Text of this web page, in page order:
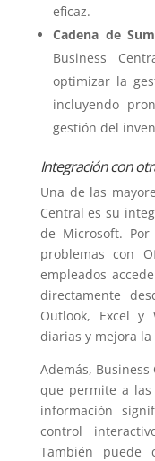
eficaz.
Cadena de
Business
optimizar la
incluyendo
gestión del
Integración con
Una de las
Central es su
de Microsoft.
problemas con
empleados
directamente
Outlook, Excel y
diarias y mejora
Además,
que permite a
información
control
También puede